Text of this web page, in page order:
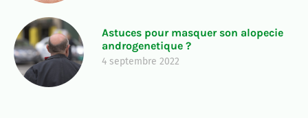
Astuces pour masquer son alopecie
androgenetique ?
4 septembre 2022